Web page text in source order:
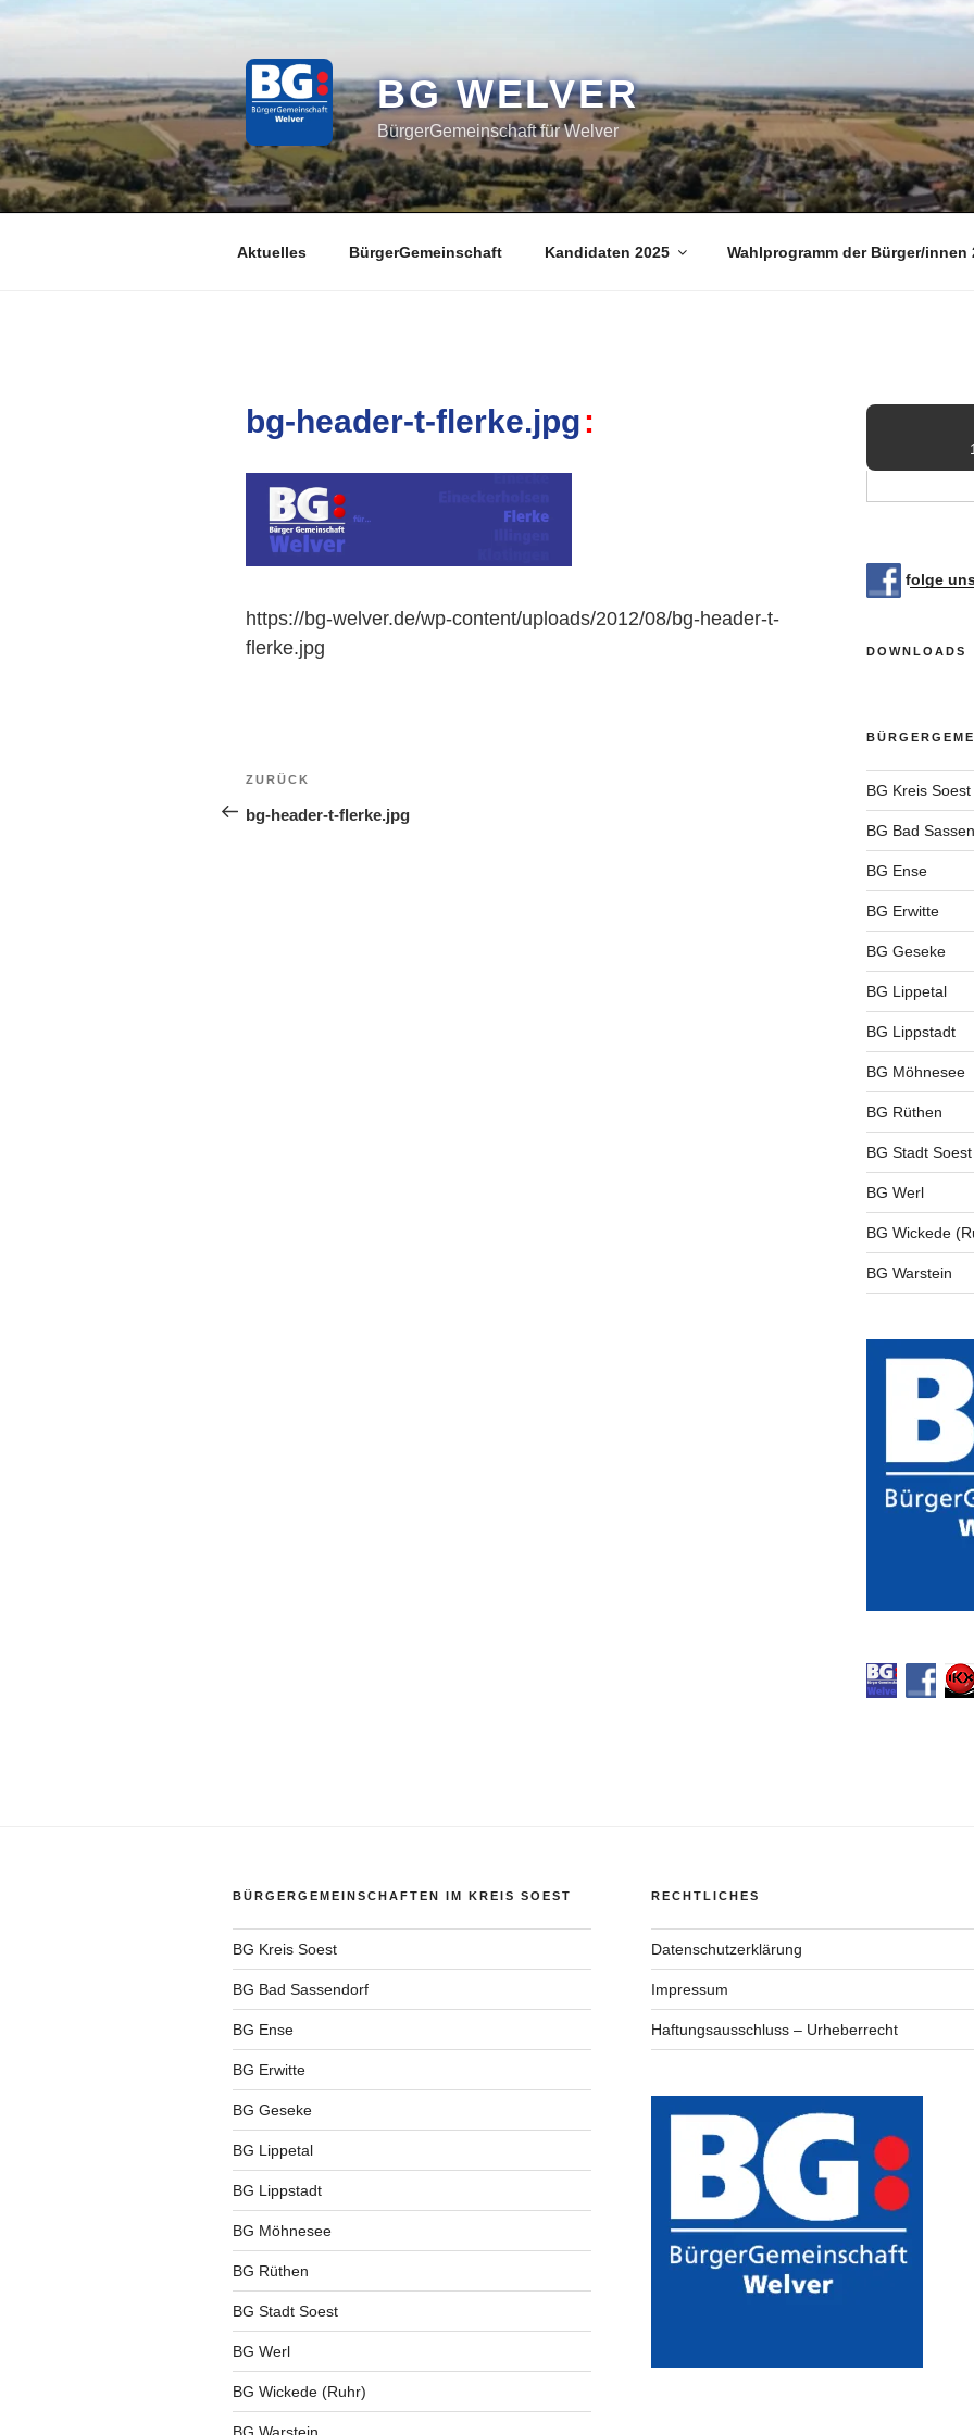
Zum
springen
BG WELVER
BürgerGemeinschaft für Welver
Aktuelles BürgerGemeinschaft Kandidaten 2025 Wahlprogramm der Bürger/innen
bg-header-t-flerke.jpg
https://bg-welver.de/wp-content/uploads/2012/08/bg-header-t-
flerke.jpg
Beitragsnavigation
Vorheriger
Beitrag
ZURÜCK
bg-header-t-flerke.jpg
folge
DOWNLOADS
BG Kreis Soest
BG Bad
BG Ense
BG Erwitte
BG Geseke
BG Lippetal
BG Lippstadt
BG Möhnesee
BG Rüthen
BG Stadt Soest
BG Werl
BG Wickede
BG Warstein
BÜRGERGEMEINSCHAFTEN IM KREIS SOEST
BG Kreis Soest
BG Bad Sassendorf
BG Ense
BG Erwitte
BG Geseke
BG Lippetal
BG Lippstadt
BG Möhnesee
BG Rüthen
BG Stadt Soest
BG Werl
BG Wickede (Ruhr)
RECHTLICHES
Datenschutzerklärung
Impressum
Haftungsausschluss – Urheberrecht